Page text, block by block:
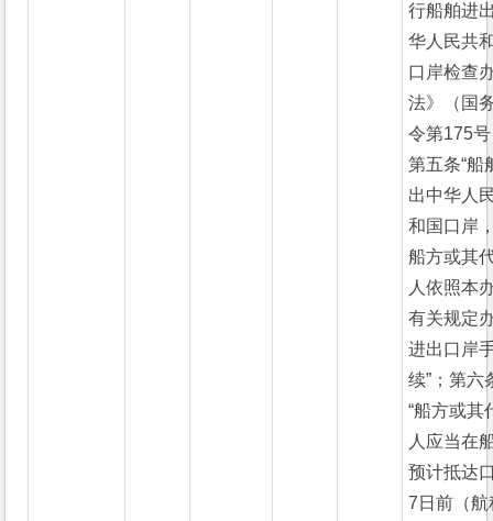
行船舶进
华人民共
口岸检查
法》（国
令第175
第五条“船
出中华人
和国口岸
船方或其
人依照本
有关规定
进出口岸
续”；第六
“船方或其
人应当在
预计抵达
7日前（航